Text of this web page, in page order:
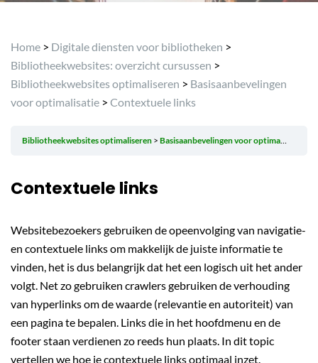
Archief
Home > Digitale diensten voor bibliotheken >
Bibliotheekwebsites: overzicht cursussen >
Bibliotheekwebsites optimaliseren > Basisaanbevelingen
voor optimalisatie > Contextuele links
Bibliotheekwebsites optimaliseren Basisaanbevelingen voor optimalisatie
Contextuele links
Websitebezoekers gebruiken de opeenvolging van navigatie-
en contextuele links om makkelijk de juiste informatie te
vinden, het is dus belangrijk dat het een logisch uit het ander
volgt. Net zo gebruiken crawlers gebruiken de verhouding
van hyperlinks om de waarde (relevantie en autoriteit) van
een pagina te bepalen. Links die in het hoofdmenu en de
footer staan verdienen zo reeds hun plaats. In dit topic
vertellen we hoe je contextuele links optimaal inzet.